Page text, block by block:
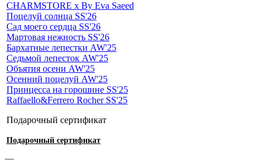
CHARMSTORE х By Eva Saeed
Поцелуй солнца SS'26
Сад моего сердца SS'26
Мартовая нежность SS'26
Бархатные лепестки AW'25
Седьмой лепесток AW'25
Объятия осени AW'25
Осенний поцелуй AW'25
Принцесса на горошине SS'25
Raffaello&Ferrero Rocher SS'25
Подарочный сертификат
Подарочный сертификат